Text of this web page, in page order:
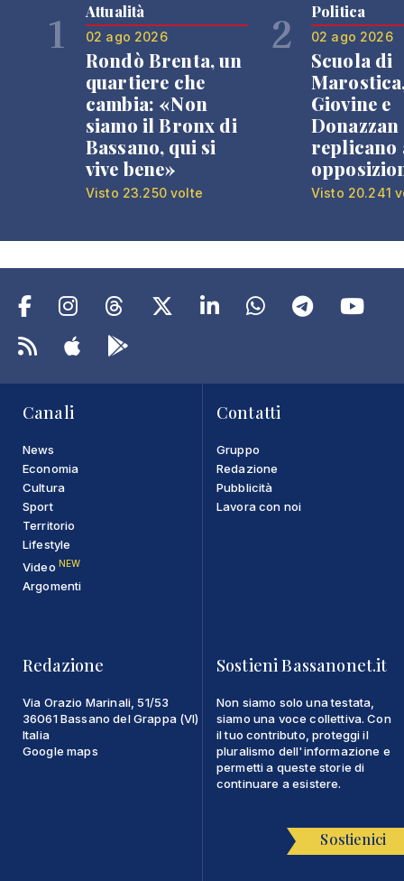
1 Attualità
02 ago 2026
Rondò Brenta, un
quartiere che
cambia: «Non
siamo il Bronx di
Bassano, qui si
vive bene»
Visto 23.250 volte
2 Politica
02 ago 2026
Scuola di
Giovine e
Donazzan
replicano
Visto 20.241
Canali
News
Economia
Cultura
Sport
Territorio
Lifestyle
Video NEW
Argomenti
Contatti
Gruppo
Redazione
Pubblicità
Lavora con noi
Redazione
Via Orazio Marinali, 51/53
36061 Bassano del Grappa (VI)
Italia
Google maps
Sostieni Bassanonet.it
Non siamo solo una testata,
siamo una voce collettiva. Con
il tuo contributo, proteggi il
pluralismo dell'informazione e
permetti a queste storie di
continuare a esistere.
Sostienici